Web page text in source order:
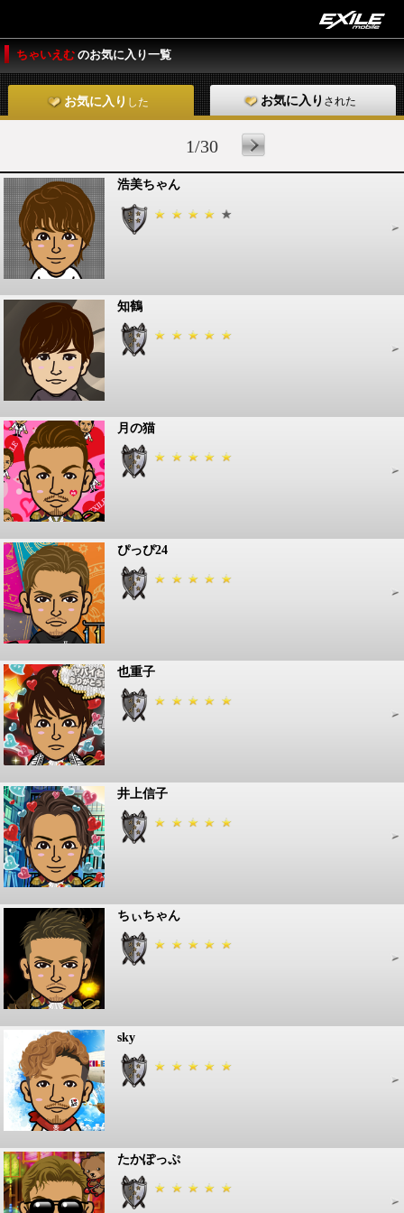
ちゃいえむ のお気に入り一覧
お気に入り した お気に入り された
1/30
浩美ちゃん
知鶴
月の猫
ぴっぴ24
也重子
井上信子
ちぃちゃん
sky
たかぽっぷ